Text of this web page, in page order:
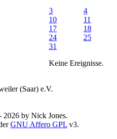
3
4
10
11
17
18
24
25
31
Keine Ereignisse.
(Saar) e.V.
by Nick Jones.
GNU Affero GPL v3.